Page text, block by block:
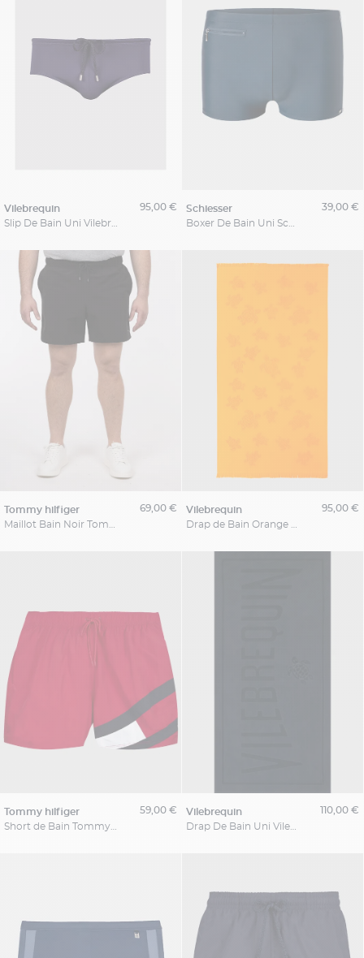
vilebrequin
95,00 €
schiesser
39,00 €
tommy hilfiger
69,00 €
vilebrequin
95,00 €
tommy hilfiger
59,00 €
vilebrequin
110,00 €